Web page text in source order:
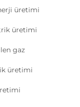
üretimi
üretimi
gaz
üretimi